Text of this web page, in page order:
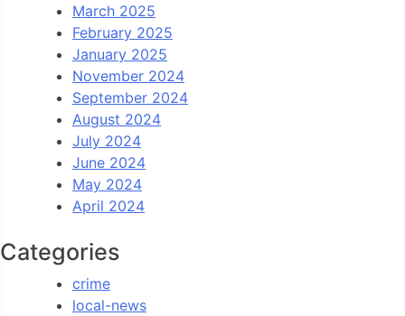
March 2025
February 2025
January 2025
November 2024
September 2024
August 2024
July 2024
June 2024
May 2024
April 2024
Categories
crime
local-news